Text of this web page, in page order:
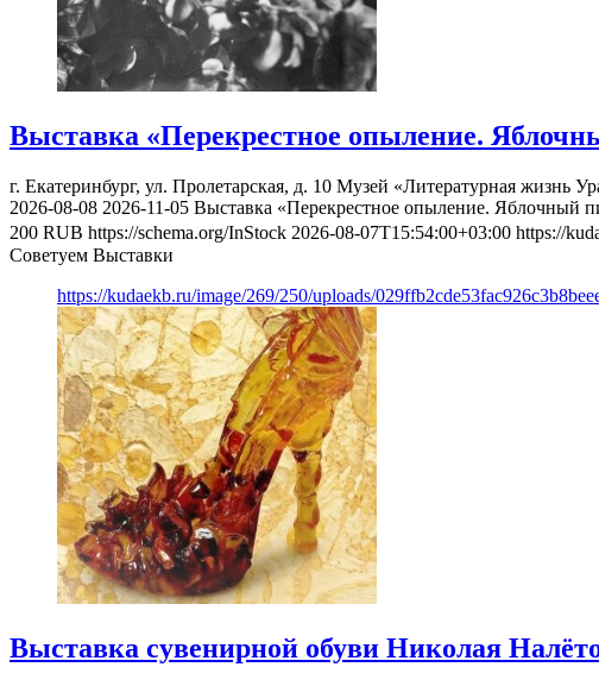
Выставка «Перекрестное опыление.
г. Екатеринбург, ул. Пролетарская, д. 10 Музей «Литературная жизнь
2026-08-08 2026-11-05 Выставка «Перекрестное опыление. Яблочный
200 RUB https://schema.org/InStock 2026-08-07T15:54:00+03:00 https://
Советуем Выставки
https://kudaekb.ru/image/269/250/uploads/
Выставка сувенирной обуви Николая